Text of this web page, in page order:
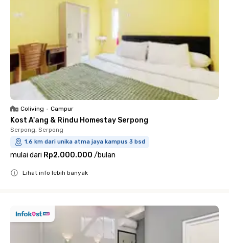
Coliving • Campur
Kost A'ang & Rindu Homestay Serpong
Serpong, Serpong
1.6 km dari unika atma jaya kampus 3 bsd
mulai dari Rp2.000.000 /bulan
Lihat info lebih banyak